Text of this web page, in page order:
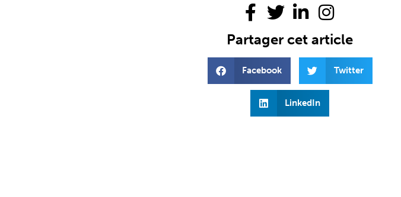
Partager cet article
Facebook Twitter
LinkedIn